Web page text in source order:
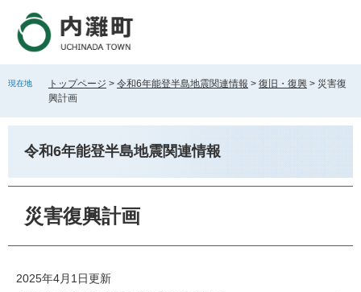
す
し
文
現在地 トップページ > 令和6年能登半島地震関連情報 > 復旧・復興 > 災害復
興計画
令和6年能登半島地震関連情報
災害復興計画
2025年4月1日更新